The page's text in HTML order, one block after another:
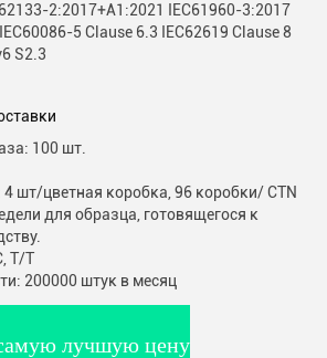
2:2017+A1:2021 IEC61960-3:2017
5 Clause 6.3 IEC62619 Clause 8
S2.3
100 шт.
шт/цветная коробка, 96 коробки/ CTN
для образца, готовящегося к
T/T
200000 штук в месяц
лучшую цену